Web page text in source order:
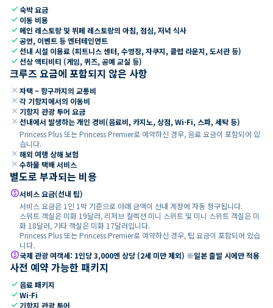
check숙박 요금
check 이동 비용
check 메인 레스토랑 및 뷔페 레스토랑의 아침, 점심, 저녁 식사
check공연, 이벤트 등 엔터테인먼트
check선내 시설 이용료 (피트니스 센터, 수영장, 자쿠지, 클럽 라운지, 도서관 등)
check선상 액티비티 (게임, 퀴즈, 공예 교실 등)
크루즈 요금에 포함되지 않은 사항
close 자택 ~ 항구까지의 교통비
close 각 기항지에서의 이동비
close 기항지 관광 투어 요금
close 선내에서 발생하는 개인 경비(음료비, 카지노, 상점, Wi-Fi, 스파, 세탁 등)
Princess Plus 또는 Princess Premier로 예약하신 경우, 음료 요금이 포함되어 있
습니다.
close 해외 여행 상해 보험
close 수하물 택배 서비스
별도로 부과되는 비용
paid서비스 요금(선내 팁)
서비스 요금은 1인 1박 기준으로 아래 금액이 선내 계정에 자동 청구됩니다.
스위트 객실은 미화 19달러, 리저브 컬렉션 미니 스위트 및 미니 스위트 객실은 미
화 18달러, 기타 객실은 미화 17달러입니다.
Princess Plus 또는 Princess Premier로 예약하신 경우, 팁 요금이 포함되어 있습
니다.
paid국제 관광 여객세: 1인당 3,000엔 상당 (2세 미만 제외) ※일본 출발 시에만 적용
사전 예약 가능한 패키지
check 음료 패키지
checkWi-Fi
check 기항지 관광 투어